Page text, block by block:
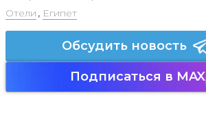
Отели , Египет
Обсудить новость
Подписаться в MAX